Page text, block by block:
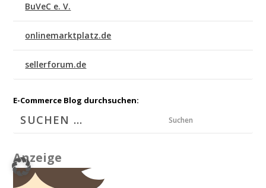
BuVeC e. V.
onlinemarktplatz.de
sellerforum.de
E-Commerce Blog durchsuchen:
Suchen
Anzeige